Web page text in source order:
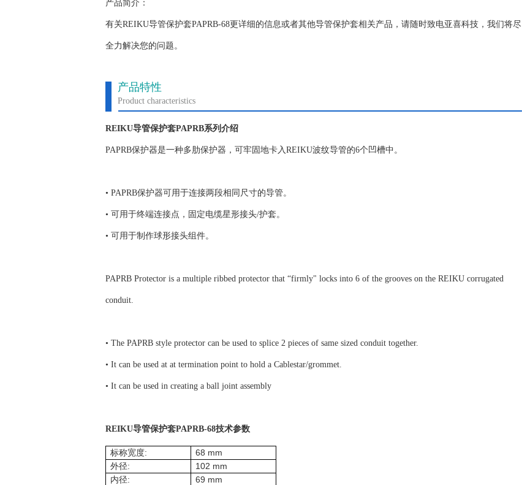
产品简介：
有关REIKU导管保护套PAPRB-68更详细的信息或者其他导管保护套相关产品，请随时致电亚喜科技，我们将尽
全力解决您的问题。
产品特性
Product characteristics
REIKU导管保护套PAPRB系列介绍
PAPRB保护器是一种多肋保护器，可牢固地卡入REIKU波纹导管的6个凹槽中。
• PAPRB保护器可用于连接两段相同尺寸的导管。
• 可用于终端连接点，固定电缆星形接头/护套。
• 可用于制作球形接头组件。
PAPRB Protector is a multiple ribbed protector that “firmly" locks into 6 of the grooves on the REIKU corrugated
conduit.
• The PAPRB style protector can be used to splice 2 pieces of same sized conduit together.
• It can be used at at termination point to hold a Cablestar/grommet.
• It can be used in creating a ball joint assembly
REIKU导管保护套PAPRB-68技术参数
标称宽度: 68 mm
外径: 102 mm
内径: 69 mm